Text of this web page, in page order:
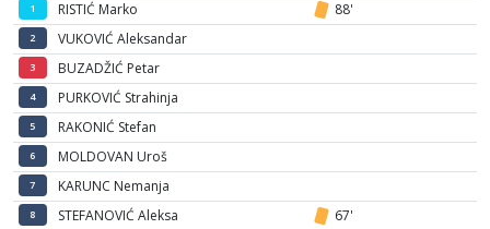
1 RISTIĆ Marko 88'
2 VUKOVIĆ Aleksandar
3 BUZADŽIĆ Petar
4 PURKOVIĆ Strahinja
5 RAKONIĆ Stefan
6 MOLDOVAN Uroš
7 KARUNC Nemanja
8 STEFANOVIĆ Aleksa 67'